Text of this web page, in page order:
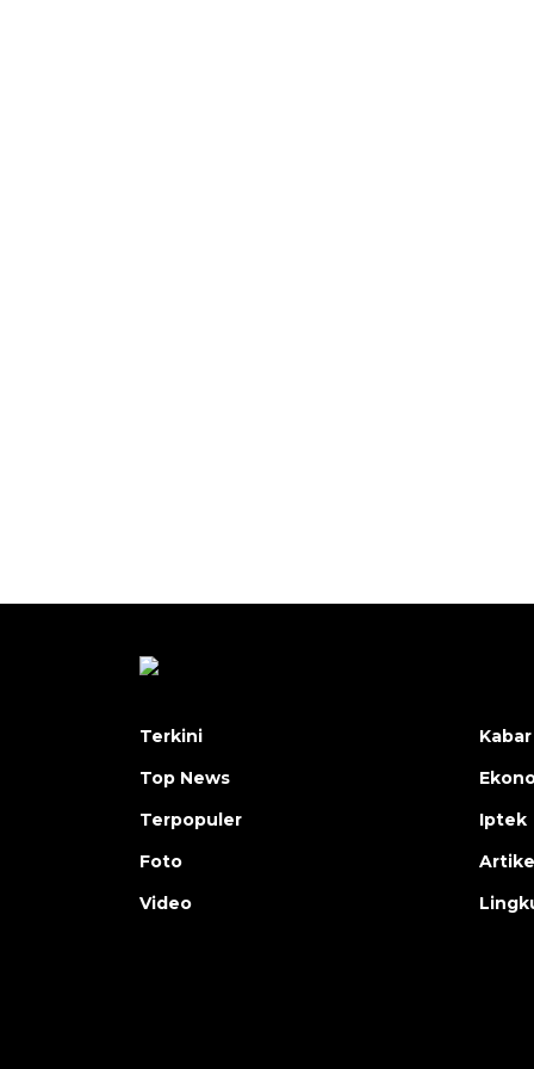
Terkini
Top News
Terpopuler
Foto
Video
Iptek